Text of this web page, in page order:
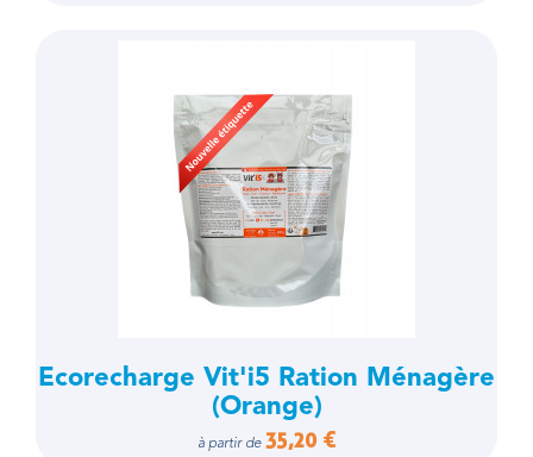
Ecorecharge Vit'i5 Ration Ménagère
(Orange)
à partir de 35,20 €